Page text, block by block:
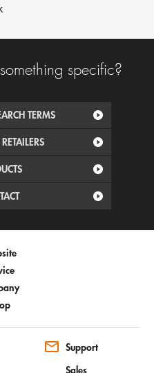
specific?
TERMS
Support
Sales